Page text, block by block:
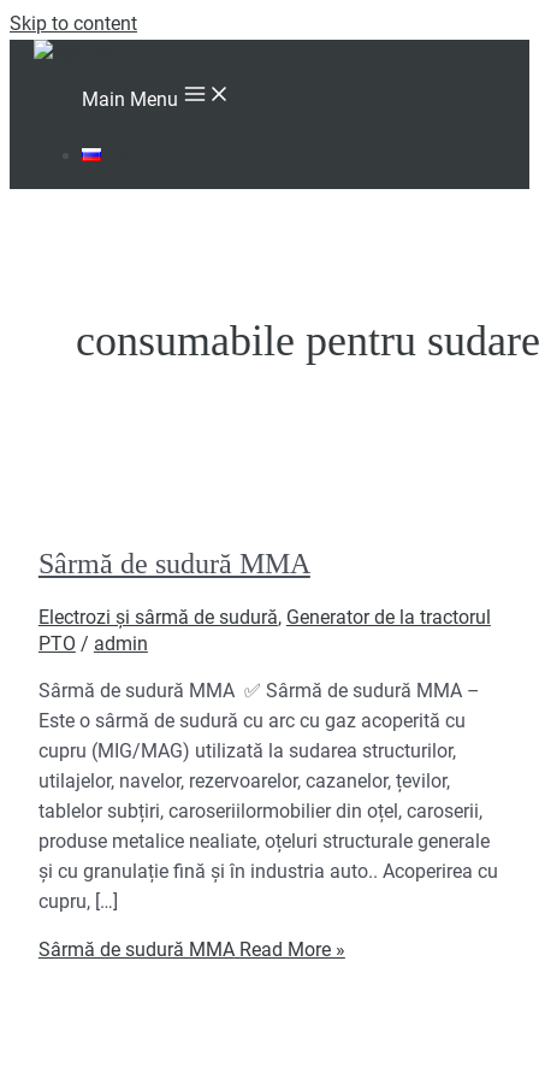
Skip to content
Main Menu
consumabile pentru sudare
Sârmă de sudură MMA
Electrozi și sârmă de sudură, Generator de la tractorul
PTO / admin
Sârmă de sudură MMA ✅ Sârmă de sudură MMA –
Este o sârmă de sudură cu arc cu gaz acoperită cu
cupru (MIG/MAG) utilizată la sudarea structurilor,
utilajelor, navelor, rezervoarelor, cazanelor, țevilor,
tablelor subțiri, caroseriilormobilier din oțel, caroserii,
produse metalice nealiate, oțeluri structurale generale
și cu granulație fină și în industria auto.. Acoperirea cu
cupru, […]
Sârmă de sudură MMARead More »